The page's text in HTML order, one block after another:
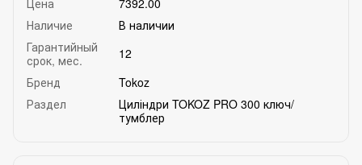
Цена
7392.00
Наличие
В наличии
Гарантийный
срок, мес.
12
Бренд
Tokoz
Раздел
Циліндри TOKOZ PRO 300 ключ/
тумблер